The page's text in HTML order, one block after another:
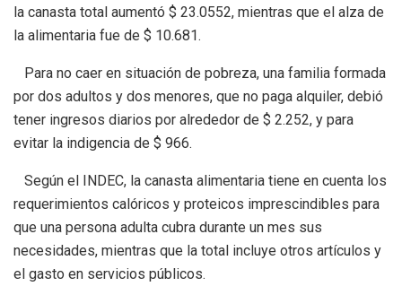
la canasta total aumentó $ 23.0552, mientras que el alza de
la alimentaria fue de $ 10.681.
Para no caer en situación de pobreza, una familia formada
por dos adultos y dos menores, que no paga alquiler, debió
tener ingresos diarios por alrededor de $ 2.252, y para
evitar la indigencia de $ 966.
Según el INDEC, la canasta alimentaria tiene en cuenta los
requerimientos calóricos y proteicos imprescindibles para
que una persona adulta cubra durante un mes sus
necesidades, mientras que la total incluye otros artículos y
el gasto en servicios públicos.